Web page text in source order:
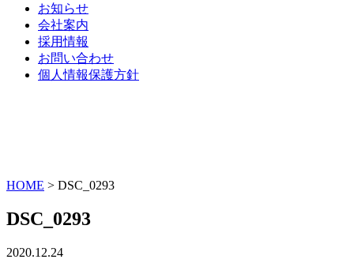
お知らせ
会社案内
採用情報
お問い合わせ
個人情報保護方針
HOME > DSC_0293
DSC_0293
2020.12.24